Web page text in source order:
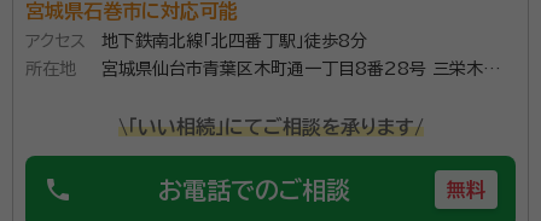
宮城県石巻市に対応可能
アクセス
地下鉄南北線「北四番丁駅」徒歩8分
所在地
宮城県仙台市青葉区木町通一丁目8番28号 三栄木町
\「いい相続」にてご相談を承ります/
phone お電話でのご相談 無料